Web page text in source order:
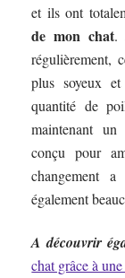
et ils ont
de mon chat.
régulièrement,
plus soyeux
quantité de
maintenant un
conçu pour
changement
également
A découvrir
chat grâce à